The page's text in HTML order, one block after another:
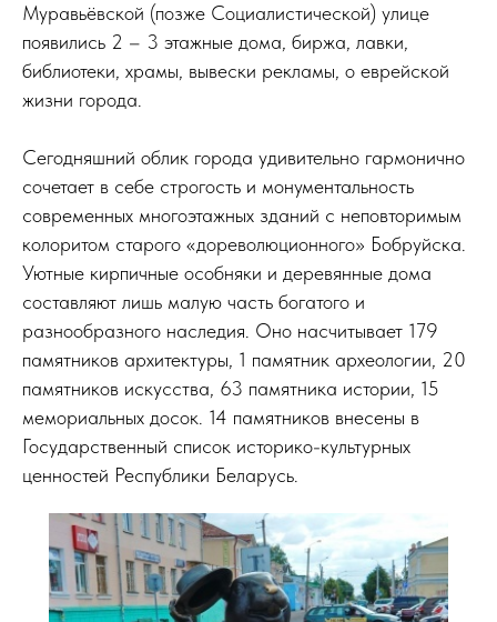
Муравьёвской (позже Социалистической) улице
появились 2 – 3 этажные дома, биржа, лавки,
библиотеки, храмы, вывески рекламы, о еврейской
жизни города.
Сегодняшний облик города удивительно гармонично
сочетает в себе строгость и монументальность
современных многоэтажных зданий с неповторимым
колоритом старого «дореволюционного» Бобруйска.
Уютные кирпичные особняки и деревянные дома
составляют лишь малую часть богатого и
разнообразного наследия. Оно насчитывает 179
памятников архитектуры, 1 памятник археологии, 20
памятников искусства, 63 памятника истории, 15
мемориальных досок. 14 памятников внесены в
Государственный список историко-культурных
ценностей Республики Беларусь.